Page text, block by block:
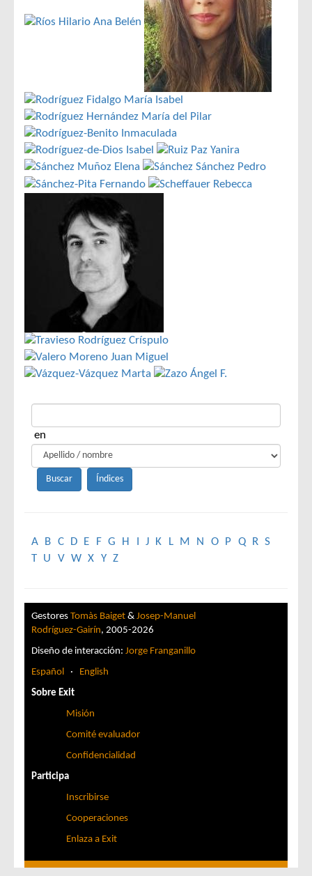
en
A B C D E F G H J K L M N O P Q R S
T U V W X Y Z
Gestores Tomàs Baiget & Josep-Manuel
Rodríguez-Gairín, 2005-2026
Diseño de interacción: Jorge Franganillo
Español · English
Sobre Exit
Misión
Comité evaluador
Confidencialidad
Participa
Inscribirse
Cooperaciones
Enlaza a Exit